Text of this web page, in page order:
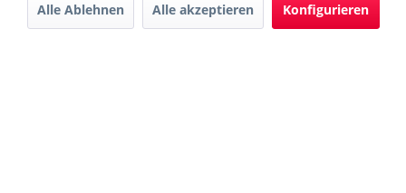
Alle Ablehnen Alle akzeptieren Konfigurieren